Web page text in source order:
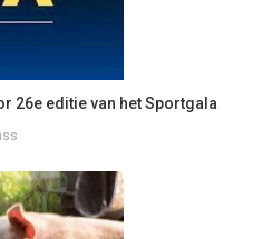
26e editie van het Sportgala